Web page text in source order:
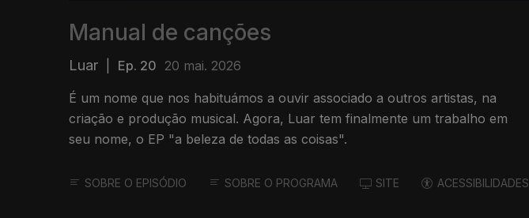
Manual de canções
Luar Ep. 20 20 mai. 2026
É um nome que nos habituámos a ouvir associado a outros artistas, na
criação e produção musical. Agora, Luar tem finalmente um trabalho em
seu nome, o EP "a beleza de todas as coisas".
SOBRE O EPISÓDIO SOBRE O PROGRAMA SITE ACESSIBILIDADES